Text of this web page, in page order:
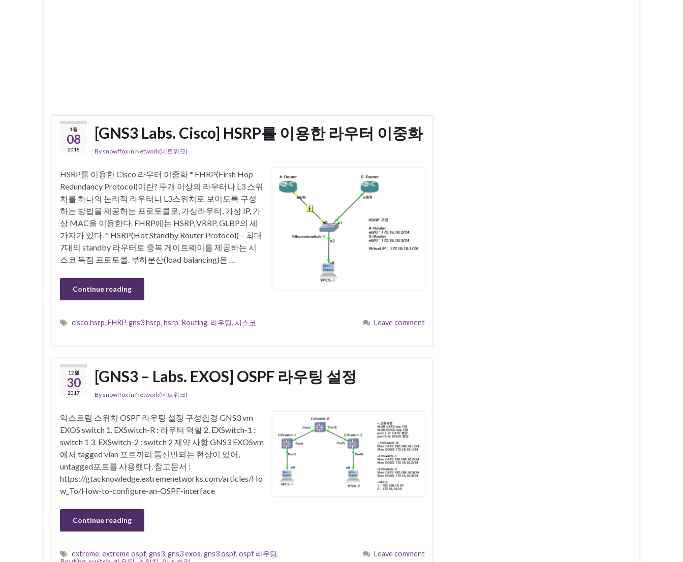
1월
08
2018
[GNS3 Labs. Cisco] HSRP를 이용한 라우터 이중화
By snowffoxin Network(네트워크)
HSRP를 이용한 Cisco 라우터 이중화 * FHRP(Firsh Hop
Redundancy Protocol)이란? 두개 이상의 라우터나 L3 스위
치를 하나의 논리적 라우터나 L3스위치로 보이도록 구성
하는 방법을 제공하는 프로토콜로, 가상라우터, 가상 IP, 가
상 MAC을 이용한다. FHRP에는 HSRP, VRRP, GLBP의 세
가지가 있다. * HSRP(Hot Standby Router Protocol) – 최대
7대의 standby 라우터로 중복 게이트웨이를 제공하는 시
스코 독점 프로토콜. 부하분산(load balancing)은 …
Continue reading
cisco hsrp, FHRP, gns3 hsrp, hsrp, Routing, 라우팅, 시스코 Leave comment
12월
30
2017
[GNS3 – Labs. EXOS] OSPF 라우팅 설정
By snowffoxin Network(네트워크)
익스트림 스위치 OSPF 라우팅 설정 구성환경 GNS3 vm
EXOS switch 1. EXSwitch-R : 라우터 역할 2. EXSwitch-1 :
switch 1 3. EXSwitch-2 : switch 2 제약 사항 GNS3 EXOSvm
에서 tagged vlan 포트끼리 통신안되는 현상이 있어,
untagged포트를 사용했다. 참고문서 :
https://gtacknowledge.extremenetworks.com/articles/Ho
w_To/How-to-configure-an-OSPF-interface
Continue reading
extreme, extreme ospf, gns3, gns3 exos, gns3 ospf, ospf 라우팅,
Leave comment